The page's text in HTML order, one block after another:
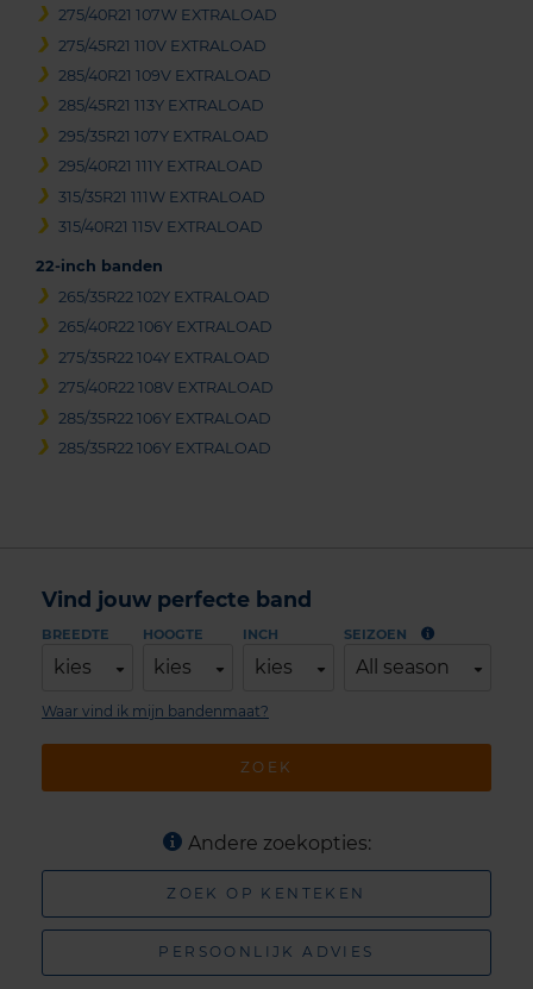
275/40R21 107W EXTRALOAD
275/45R21 110V EXTRALOAD
285/40R21 109V EXTRALOAD
285/45R21 113Y EXTRALOAD
295/35R21 107Y EXTRALOAD
295/40R21 111Y EXTRALOAD
315/35R21 111W EXTRALOAD
315/40R21 115V EXTRALOAD
22-inch banden
265/35R22 102Y EXTRALOAD
265/40R22 106Y EXTRALOAD
275/35R22 104Y EXTRALOAD
275/40R22 108V EXTRALOAD
285/35R22 106Y EXTRALOAD
285/35R22 106Y EXTRALOAD
Vind jouw perfecte band
BREEDTE
kies
HOOGTE
kies
INCH
kies
SEIZOEN
All season
ZOEK
Waar vind ik mijn bandenmaat?
Andere zoekopties:
ZOEK OP KENTEKEN
PERSOONLIJK ADVIES